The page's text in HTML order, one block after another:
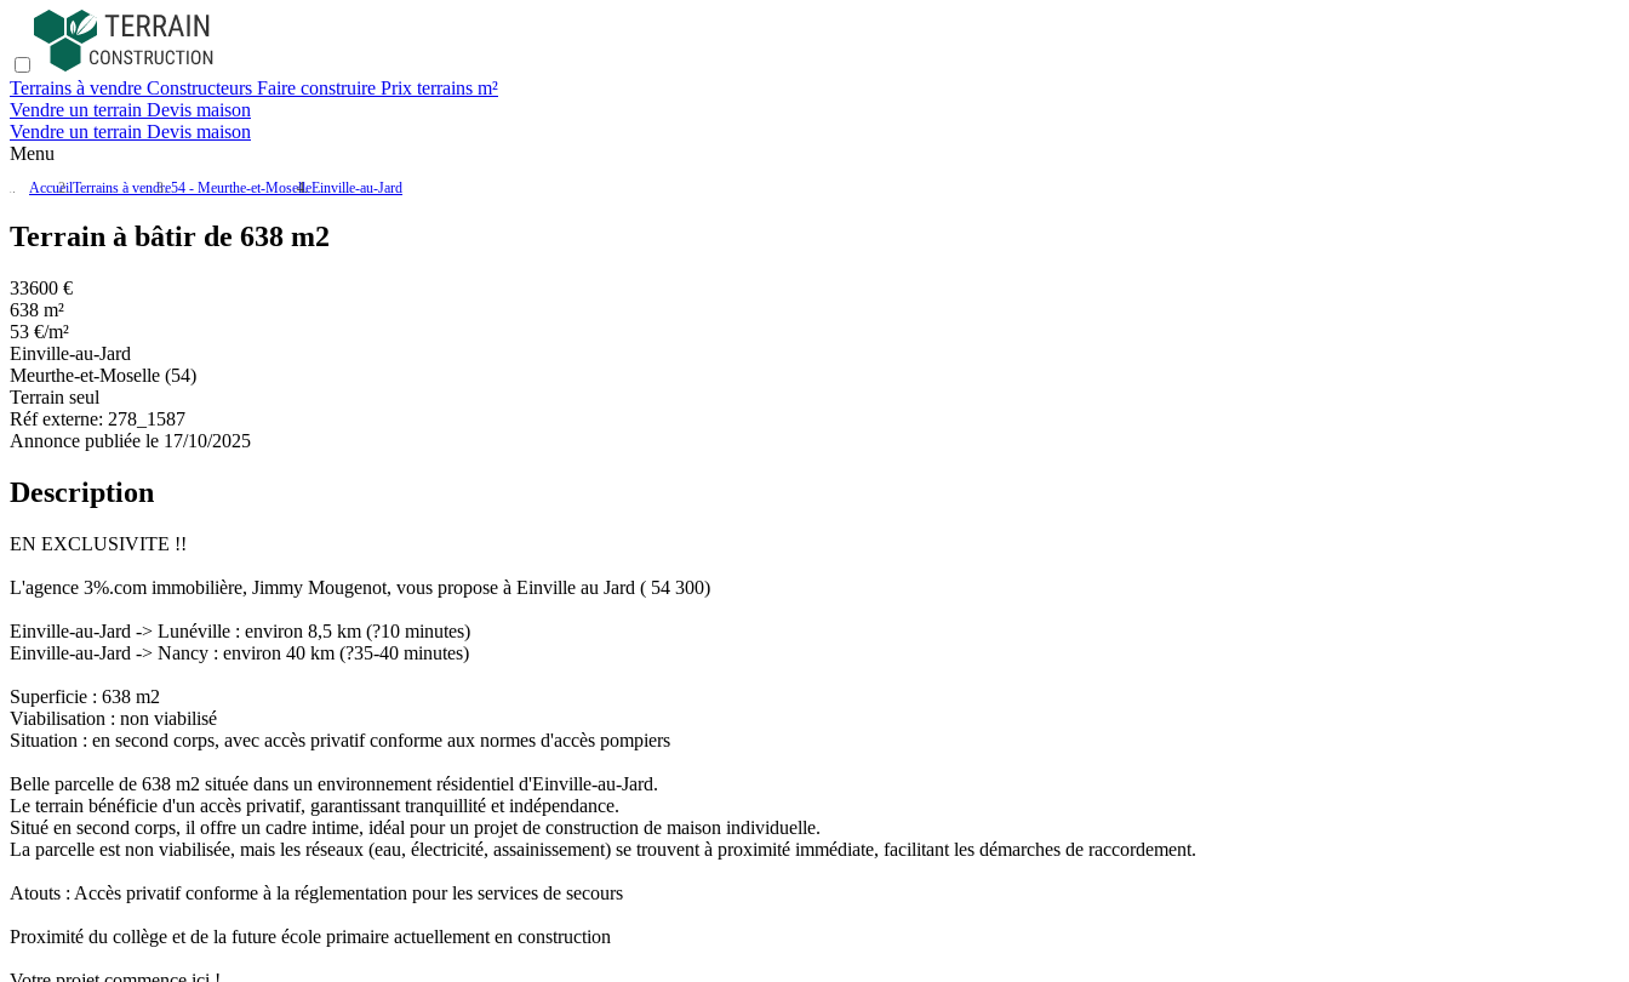
Terrains à vendre Constructeurs Faire construire Prix terrains m²
Vendre un terrain Devis maison
Vendre un terrain Devis maison
Menu
AccueilTerrains à vendre54 - Meurthe-et-MoselleEinville-au-Jard
Terrain à bâtir de 638 m2
33600 €
638 m²
53 €/m²
Einville-au-Jard
Meurthe-et-Moselle (54)
Terrain seul
Réf externe: 278_1587
Annonce publiée le 17/10/2025
Description
EN EXCLUSIVITE !!
L'agence 3%.com immobilière, Jimmy Mougenot, vous propose à Einville au Jard ( 54 300)
Einville-au-Jard -> Lunéville : environ 8,5 km (?10 minutes)
Einville-au-Jard -> Nancy : environ 40 km (?35-40 minutes)
Superficie : 638 m2
Viabilisation : non viabilisé
Situation : en second corps, avec accès privatif conforme aux normes d'accès pompiers
Belle parcelle de 638 m2 située dans un environnement résidentiel d'Einville-au-Jard.
Le terrain bénéficie d'un accès privatif, garantissant tranquillité et indépendance.
Situé en second corps, il offre un cadre intime, idéal pour un projet de construction de maison individuelle.
La parcelle est non viabilisée, mais les réseaux (eau, électricité, assainissement) se trouvent à proximité immédiate, facilitant les démarches de raccordement.
Atouts : Accès privatif conforme à la réglementation pour les services de secours
Proximité du collège et de la future école primaire actuellement en construction